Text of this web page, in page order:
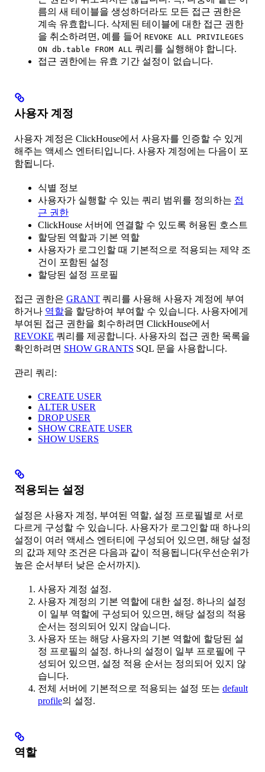
름의 새 테이블을 생성하더라도 모든 접근 권한은
계속 유효합니다. 삭제된 테이블에 대한 접근 권한
을 취소하려면, 예를 들어 REVOKE ALL PRIVILEGES
ON db.table FROM ALL 쿼리를 실행해야 합니다.
접근 권한에는 유효 기간 설정이 없습니다.
사용자 계정
사용자 계정은 ClickHouse에서 사용자를 인증할 수 있게
해주는 액세스 엔터티입니다. 사용자 계정에는 다음이 포
함됩니다.
식별 정보
사용자가 실행할 수 있는 쿼리 범위를 정의하는 접
근 권한
ClickHouse 서버에 연결할 수 있도록 허용된 호스트
할당된 역할과 기본 역할
사용자가 로그인할 때 기본적으로 적용되는 제약 조
건이 포함된 설정
할당된 설정 프로필
접근 권한은 GRANT 쿼리를 사용해 사용자 계정에 부여
하거나 역할을 할당하여 부여할 수 있습니다. 사용자에게
부여된 접근 권한을 회수하려면 ClickHouse에서
REVOKE 쿼리를 제공합니다. 사용자의 접근 권한 목록을
확인하려면 SHOW GRANTS SQL 문을 사용합니다.
관리 쿼리:
CREATE USER
ALTER USER
DROP USER
SHOW CREATE USER
SHOW USERS
적용되는 설정
설정은 사용자 계정, 부여된 역할, 설정 프로필별로 서로
다르게 구성할 수 있습니다. 사용자가 로그인할 때 하나의
설정이 여러 액세스 엔터티에 구성되어 있으면, 해당 설정
의 값과 제약 조건은 다음과 같이 적용됩니다(우선순위가
높은 순서부터 낮은 순서까지).
사용자 계정 설정.
사용자 계정의 기본 역할에 대한 설정. 하나의 설정
이 일부 역할에 구성되어 있으면, 해당 설정의 적용
순서는 정의되어 있지 않습니다.
사용자 또는 해당 사용자의 기본 역할에 할당된 설
정 프로필의 설정. 하나의 설정이 일부 프로필에 구
성되어 있으면, 설정 적용 순서는 정의되어 있지 않
습니다.
전체 서버에 기본적으로 적용되는 설정 또는 default
profile의 설정.
역할